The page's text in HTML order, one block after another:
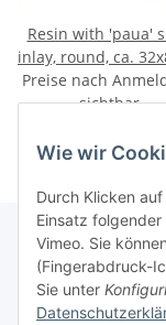
Resin with 'paua'
inlay, round, ca.
Preise nach
sichtbar
Informationen
Wie wir
Durch Klicken
Einsatz folgender
Vimeo. Sie
(Fingerabdruck-
Sie unter